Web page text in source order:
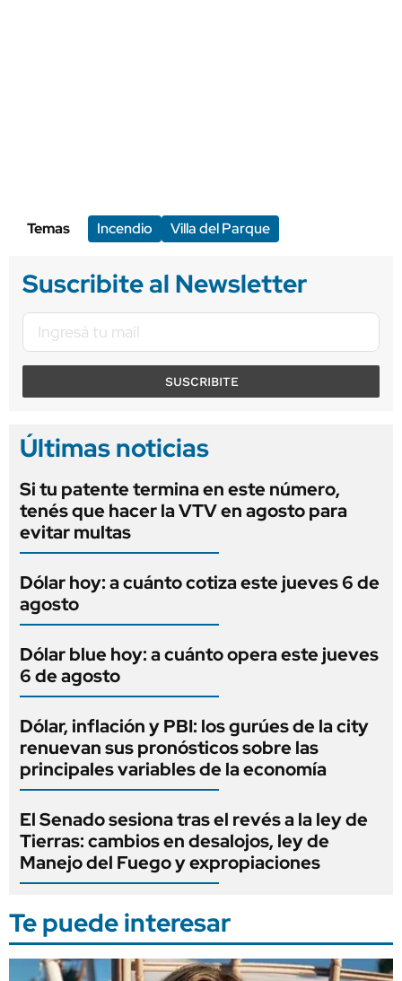
Temas Incendio Villa del Parque
Suscribite al Newsletter
SUSCRIBITE
Últimas noticias
Si tu patente termina en este número,
tenés que hacer la VTV en agosto para
evitar multas
Dólar hoy: a cuánto cotiza este jueves 6 de
agosto
Dólar blue hoy: a cuánto opera este jueves
6 de agosto
Dólar, inflación y PBI: los gurúes de la city
renuevan sus pronósticos sobre las
principales variables de la economía
El Senado sesiona tras el revés a la ley de
Tierras: cambios en desalojos, ley de
Manejo del Fuego y expropiaciones
Te puede interesar